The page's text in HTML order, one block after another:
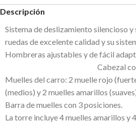
Descripción
Sistema de deslizamiento silencioso y
ruedas de excelente calidad y su
Hombreras ajustables y de
Cabezal com 3
Muelles del carro: 2 muelle rojo
(medios) y 2 muelles amarillos
Barra de muelles con 3 posiciones.
La torre incluye 4 muelles amarillos y